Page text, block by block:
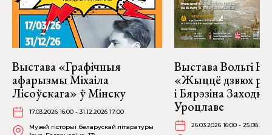
Выстава «Графічныя
афарызмы Міхаіла
Лісоўскага» ў Мінску
17.03.2026 16:00 - 31.12.2026 17:00
Музей гісторыі беларускай літаратуры
Выстава Вольгі
«Жыццё дзвюх
і Бярэзіна
Уроцлаве
26.03.2026 16:00 -